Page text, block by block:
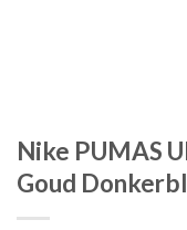
Nike PUMAS
Goud